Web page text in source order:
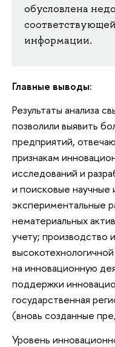
обусловлена
информации.
Главные выводы:
Результаты анализа
позволили выявить
предприятий,
признакам
исследований и
и поисковые научные
экспериментальные
нематериальных
учету; производство
на инновационную
поддержки
государственная
(вновь созданные
Уровень